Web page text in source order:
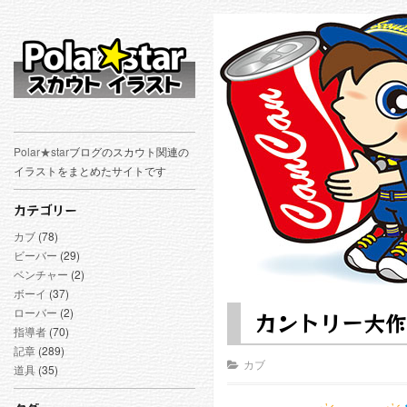
Polar★starブログのスカウト関連の
イラストをまとめたサイトです
カテゴリー
カブ (78)
ビーバー (29)
ベンチャー (2)
ボーイ (37)
ローバー (2)
指導者 (70)
記章 (289)
道具 (35)
カントリー大
カブ